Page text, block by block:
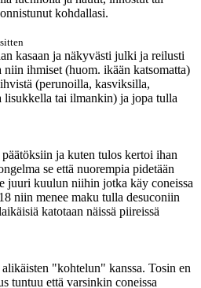
kohdallasi.
kasaan ja näkyvästi julki ja reilusti
ihmiset (huom. ikään katsomatta)
(perunoilla, kasviksilla,
tai ilmankin) ja jopa tulla
ja kuten tulos kertoi ihan
se että nuorempia pidetään
juuri kuulun niihin jotka käy coneissa
niin menee maku tulla desuconiin
katotaan näissä piireissä
"kohtelun" kanssa. Tosin en
tuntuu että varsinkin coneissa